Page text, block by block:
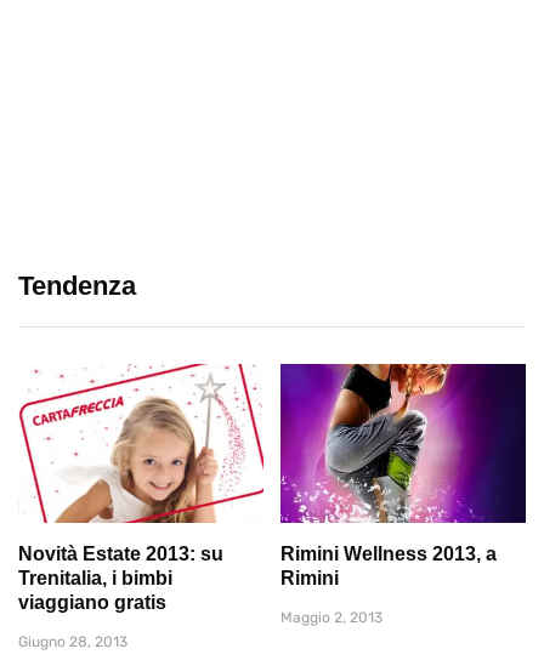
Tendenza
Novità Estate 2013: su
Trenitalia, i bimbi
viaggiano gratis
Giugno 28, 2013
Rimini Wellness 2013, a
Rimini
Maggio 2, 2013